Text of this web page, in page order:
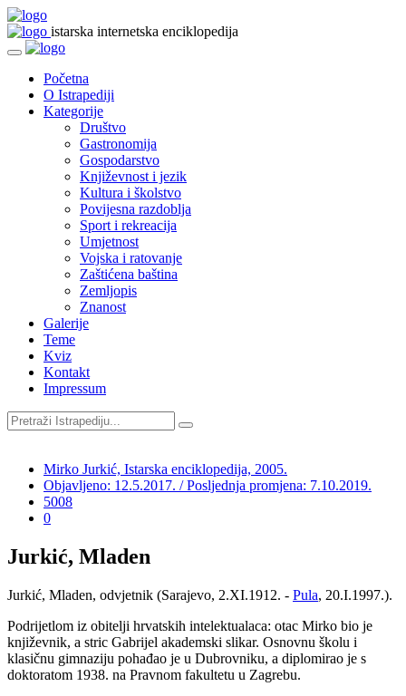
istarska internetska enciklopedija
Početna
O Istrapediji
Kategorije
Društvo
Gastronomija
Gospodarstvo
Književnost i jezik
Kultura i školstvo
Povijesna razdoblja
Sport i rekreacija
Umjetnost
Vojska i ratovanje
Zaštićena baština
Zemljopis
Znanost
Galerije
Teme
Kviz
Kontakt
Impressum
Mirko Jurkić, Istarska enciklopedija, 2005.
Objavljeno: 12.5.2017. / Posljednja promjena: 7.10.2019.
5008
0
Jurkić, Mladen
Jurkić, Mladen, odvjetnik (Sarajevo, 2.XI.1912. - Pula, 20.I.1997.).
Podrijetlom iz obitelji hrvatskih intelektualaca: otac Mirko bio je
književnik, a stric Gabrijel akademski slikar. Osnovnu školu i
klasičnu gimnaziju pohađao je u Dubrovniku, a diplomirao je s
doktoratom 1938. na Pravnom fakultetu u Zagrebu.